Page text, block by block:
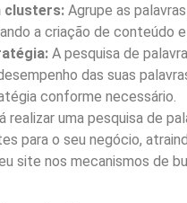
clusters: Agrupe as
a criação de conteúdo
A pesquisa de
das suas
conforme necessário.
realizar uma pesquisa de
para o seu negócio,
site nos mecanismos de